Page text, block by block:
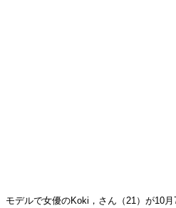
モデルで女優のKoki，さん（21）が10